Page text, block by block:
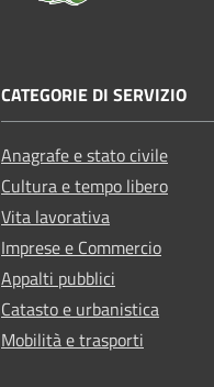
CATEGORIE DI SERVIZIO
Anagrafe e stato civile
Cultura e tempo libero
Vita lavorativa
Imprese e Commercio
Appalti pubblici
Catasto e urbanistica
Mobilità e trasporti